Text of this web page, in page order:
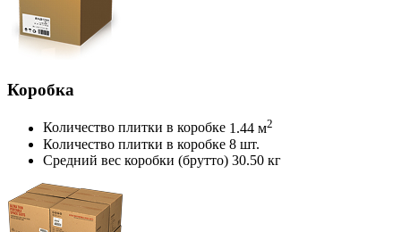
Коробка
Количество плитки в коробке 1.44 м2
Количество плитки в коробке 8 шт.
Средний вес коробки (брутто) 30.50 кг